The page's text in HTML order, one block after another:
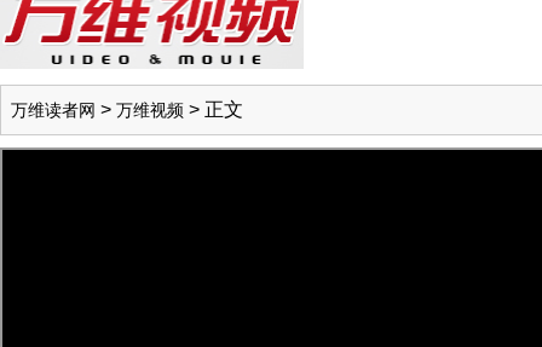
万维读者网 > 万维视频 > 正文